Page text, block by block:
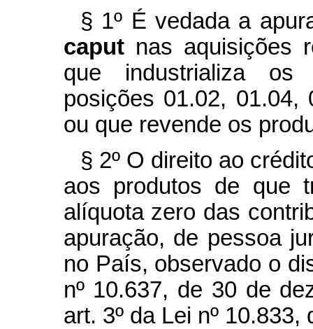
§ 1º É vedada a
caput nas aquisições
que industrializa os
posições 01.02,
ou que revende os
§ 2º O direito ao
aos produtos de que
alíquota zero das
apuração, de pessoa
no País, observado o
nº 10.637, de 30 de
art. 3º da Lei nº